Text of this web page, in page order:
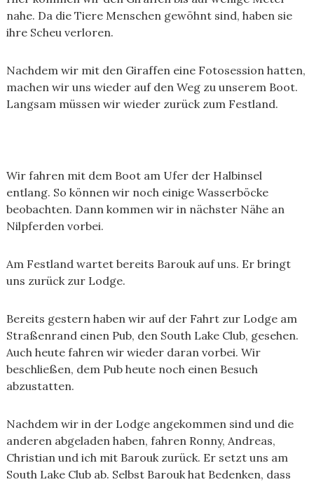
nahe. Da die Tiere Menschen gewöhnt sind, haben sie
ihre Scheu verloren.
Nachdem wir mit den Giraffen eine Fotosession hatten,
machen wir uns wieder auf den Weg zu unserem Boot.
Langsam müssen wir wieder zurück zum Festland.
Wir fahren mit dem Boot am Ufer der Halbinsel
entlang. So können wir noch einige Wasserböcke
beobachten. Dann kommen wir in nächster Nähe an
Nilpferden vorbei.
Am Festland wartet bereits Barouk auf uns. Er bringt
uns zurück zur Lodge.
Bereits gestern haben wir auf der Fahrt zur Lodge am
Straßenrand einen Pub, den South Lake Club, gesehen.
Auch heute fahren wir wieder daran vorbei. Wir
beschließen, dem Pub heute noch einen Besuch
abzustatten.
Nachdem wir in der Lodge angekommen sind und die
anderen abgeladen haben, fahren Ronny, Andreas,
Christian und ich mit Barouk zurück. Er setzt uns am
South Lake Club ab. Selbst Barouk hat Bedenken, dass